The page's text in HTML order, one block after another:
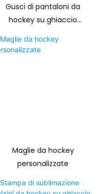
Gusci di pantaloni da
hockey su ghiaccio
Maglie da hockey
personalizzate